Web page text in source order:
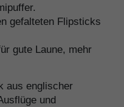
gefalteten Flipsticks
gute Laune, mehr
aus englischer
und